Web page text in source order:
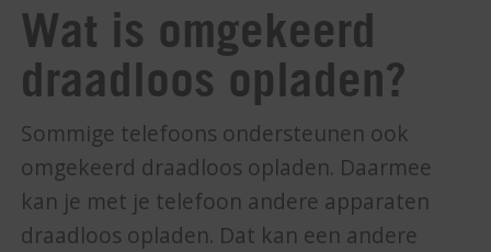
Wat is omgekeerd
draadloos opladen?
Sommige telefoons ondersteunen ook
omgekeerd draadloos opladen. Daarmee
kan je met je telefoon andere apparaten
draadloos opladen. Dat kan een andere